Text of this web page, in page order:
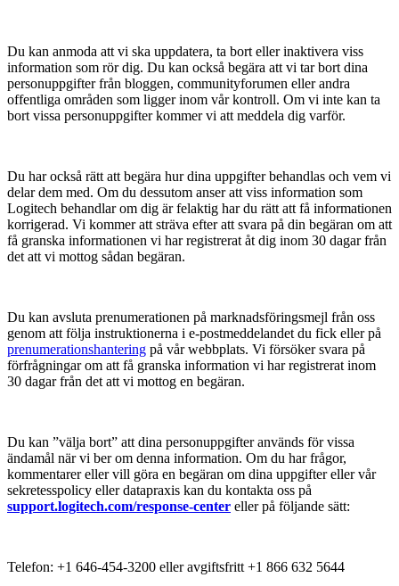
Du kan anmoda att vi ska uppdatera, ta bort eller inaktivera viss
information som rör dig. Du kan också begära att vi tar bort dina
personuppgifter från bloggen, communityforumen eller andra
offentliga områden som ligger inom vår kontroll. Om vi inte kan ta
bort vissa personuppgifter kommer vi att meddela dig varför.
Du har också rätt att begära hur dina uppgifter behandlas och vem vi
delar dem med. Om du dessutom anser att viss information som
Logitech behandlar om dig är felaktig har du rätt att få informationen
korrigerad. Vi kommer att sträva efter att svara på din begäran om att
få granska informationen vi har registrerat åt dig inom 30 dagar från
det att vi mottog sådan begäran.
Du kan avsluta prenumerationen på marknadsföringsmejl från oss
genom att följa instruktionerna i e-postmeddelandet du fick eller på
prenumerationshantering på vår webbplats. Vi försöker svara på
förfrågningar om att få granska information vi har registrerat inom
30 dagar från det att vi mottog en begäran.
Du kan ”välja bort” att dina personuppgifter används för vissa
ändamål när vi ber om denna information. Om du har frågor,
kommentarer eller vill göra en begäran om dina uppgifter eller vår
sekretesspolicy eller datapraxis kan du kontakta oss på
support.logitech.com/response-center eller på följande sätt:
Telefon: +1 646-454-3200 eller avgiftsfritt +1 866 632 5644